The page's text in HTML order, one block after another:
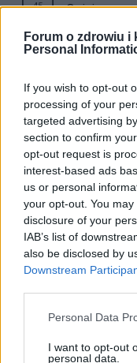
Forum o zdrowiu i
Personal
If you wish to opt-out
processing of your
targeted advertising
section to confirm
opt-out request is
interest-based ads
us or personal
your opt-out. You
disclosure of your
IAB’s list of
also be disclosed by
Downstream
Personal Data
I want to opt-out
personal data.
45 Opinie o
gość 12-
NASZE
gość 13-
4 Tabletki
gość 07-
gość 27-